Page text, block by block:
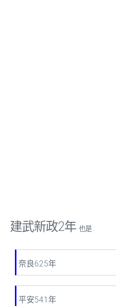
建武新政2年 也是...
奈良625年
平安541年